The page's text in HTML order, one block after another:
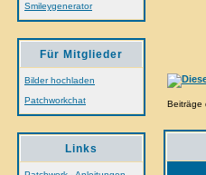
Smileygenerator
Für Mitglieder
Bilder hochladen
Patchworkchat
Links
Beiträge